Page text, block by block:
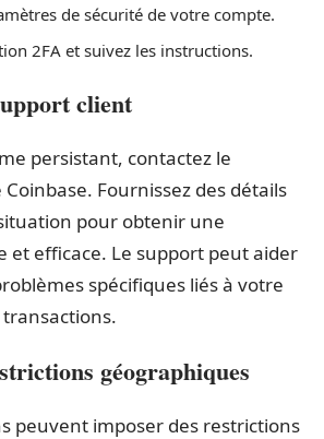
de sécurité de votre compte.
2FA et suivez les instructions.
client
persistant, contactez le
Fournissez des détails
pour obtenir une
et efficace. Le support peut aider
spécifiques liés à votre
géographiques
peuvent imposer des restrictions